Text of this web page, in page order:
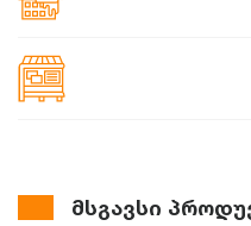
მსგავსი